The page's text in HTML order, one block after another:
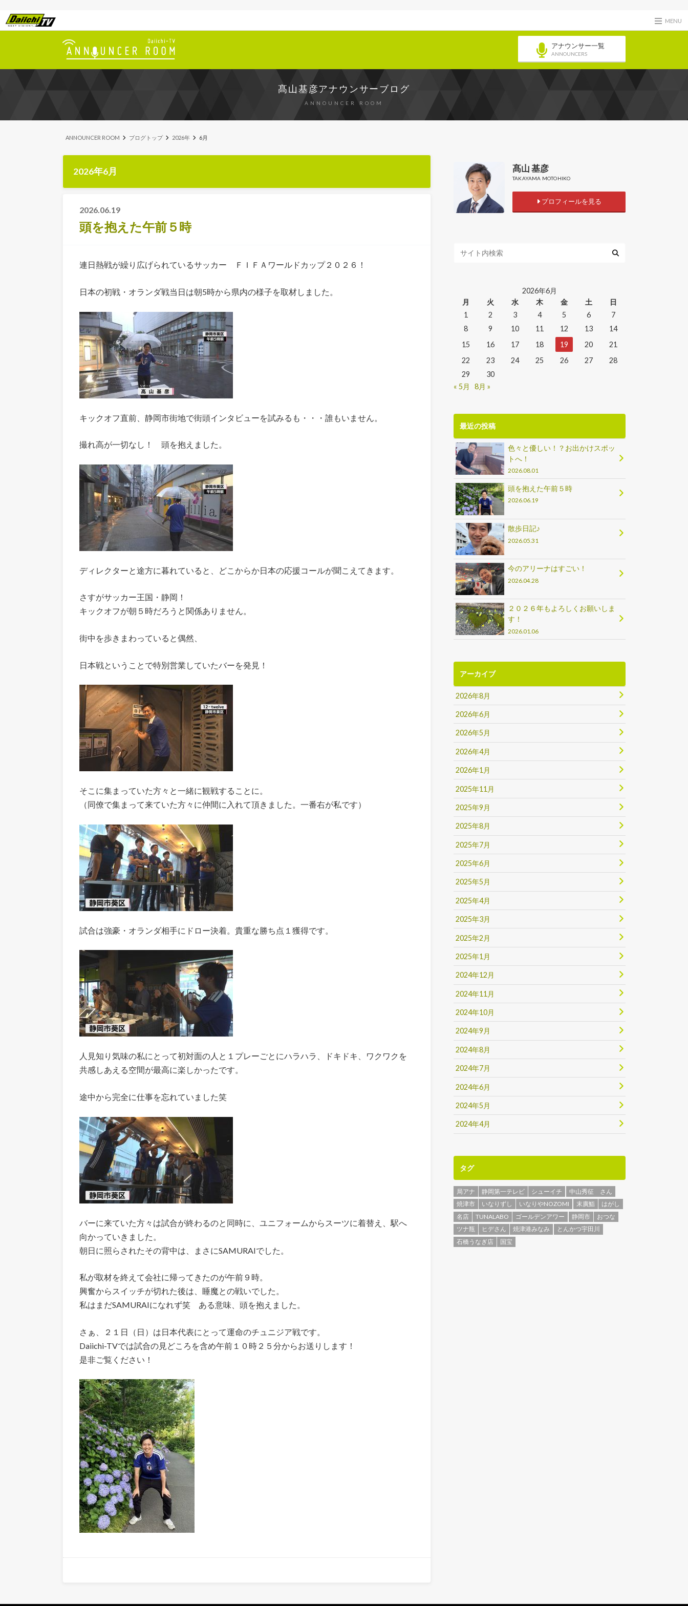
MENU
アナウンサー一覧
ANNOUNCERS
髙山基彦アナウンサーブログ
ANNOUNCER ROOM
ANNOUNCER ROOM ブログトップ 2026年 6月
2026年6月
2026.06.19
頭を抱えた午前５時
連日熱戦が繰り広げられているサッカー ＦＩＦＡワールドカップ２０２６！
日本の初戦・オランダ戦当日は朝5時から県内の様子を取材しました。
キックオフ直前、静岡市街地で街頭インタビューを試みるも・・・誰もいません。
撮れ高が一切なし！ 頭を抱えました。
ディレクターと途方に暮れていると、どこからか日本の応援コールが聞こえてきます。
さすがサッカー王国・静岡！
キックオフが朝５時だろうと関係ありません。
街中を歩きまわっていると偶然、
日本戦ということで特別営業していたバーを発見！
そこに集まっていた方々と一緒に観戦することに。
（同僚で集まって来ていた方々に仲間に入れて頂きました。一番右が私です）
試合は強豪・オランダ相手にドロー決着。貴重な勝ち点１獲得です。
人見知り気味の私にとって初対面の人と１プレーごとにハラハラ、ドキドキ、ワクワクを
共感しあえる空間が最高に楽しかったです。
途中から完全に仕事を忘れていました笑
バーに来ていた方々は試合が終わるのと同時に、ユニフォームからスーツに着替え、駅へ
向かっていきました。
朝日に照らされたその背中は、まさにSAMURAIでした。
私が取材を終えて会社に帰ってきたのが午前９時。
興奮からスイッチが切れた後は、睡魔との戦いでした。
私はまだSAMURAIになれず笑 ある意味、頭を抱えました。
さぁ、２１日（日）は日本代表にとって運命のチュニジア戦です。
Daiichi-TVでは試合の見どころを含め午前１０時２５分からお送りします！
是非ご覧ください！
髙山 基彦
TAKAYAMA MOTOHIKO
プロフィールを見る
2026年6月
月
火 水 木 金 土
日
1
2 3 4 5 6
7
8
9 10 11 12 13
14
15
16 17 18 19 20
21
22
23 24 25 26 27
28
29
30
« 5月
8月 »
最近の投稿
色々と優しい！？お出かけスポッ
トへ！
2026.08.01
頭を抱えた午前５時
2026.06.19
散歩日記♪
2026.05.31
今のアリーナはすごい！
2026.04.28
２０２６年もよろしくお願いしま
す！
2026.01.06
アーカイブ
2026年8月
2026年6月
2026年5月
2026年4月
2026年1月
2025年11月
2025年9月
2025年8月
2025年7月
2025年6月
2025年5月
2025年4月
2025年3月
2025年2月
2025年1月
2024年12月
2024年11月
2024年10月
2024年9月
2024年8月
2024年7月
2024年6月
2024年5月
2024年4月
タグ
局アナ 静岡第一テレビ シューイチ
中山秀征 さん
焼津市
いなりずし いなりやNOZOMI 末廣鮨
はがし
名店
TUNALABO ゴールデンアワー 静岡市
おつな
ツナ瓶
ヒデさん 焼津港みなみ
とんかつ宇田川
石橋うなぎ店
国宝